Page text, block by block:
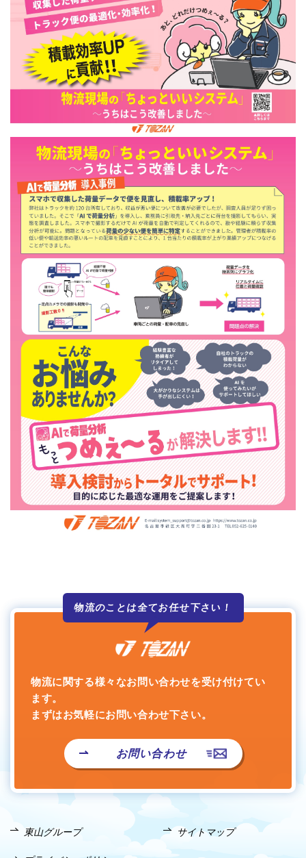
物流のことは全てお任せ下さい！
物流に関する様々なお問い合わせを受け付けてい
ます。
まずはお気軽にお問い合わせ下さい。
お問い合わせ
東山グループ サイトマップ